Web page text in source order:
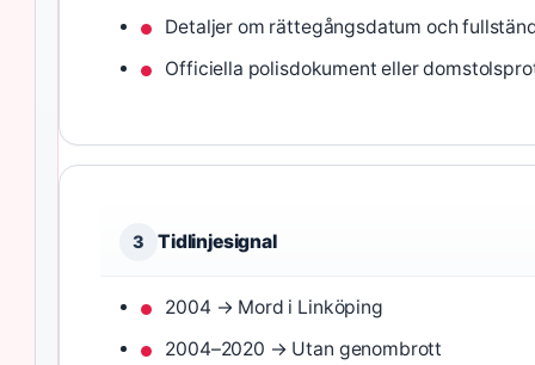
Detaljer om rättegångsdatum och
Officiella polisdokument eller
3 Tidlinjesignal
2004 → Mord i Linköping
2004–2020 → Utan genombrott